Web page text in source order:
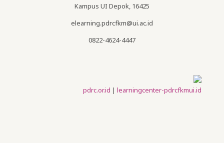
Kampus UI Depok, 16425
elearning.pdrcfkm@ui.ac.id
0822-4624-4447
pdrc.or.id | learningcenter-pdrcfkmui.id